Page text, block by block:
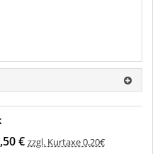
€ zzgl. Kurtaxe 0,20€